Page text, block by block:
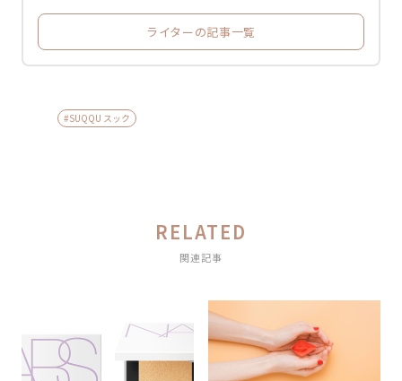
ライターの記事一覧
#SUQQU スック
RELATED
関連記事